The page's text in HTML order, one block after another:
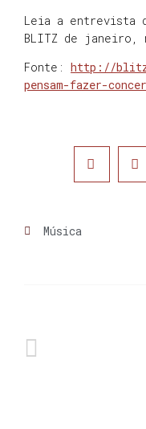
Leia a entrevista
BLITZ de janeiro,
Fonte: http://
pensam-fazer-
Música